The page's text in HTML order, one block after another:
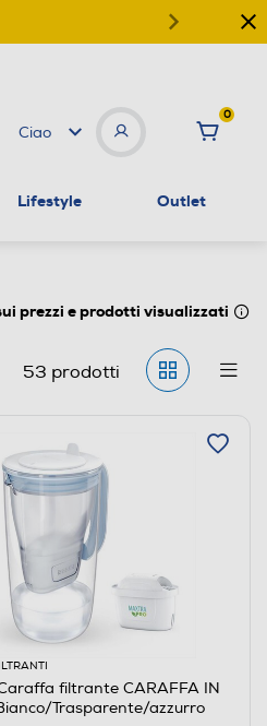
Ciao
0
Lifestyle Outlet
prezzi e prodotti visualizzati
53 prodotti
filtrante CARAFFA IN
Trasparente/azzurro